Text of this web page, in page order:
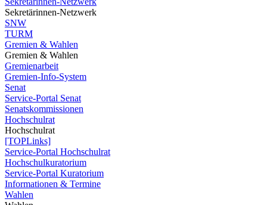
Sekretärinnen-Netzwerk
SNW
TURM
Gremien & Wahlen
Gremien & Wahlen
Gremienarbeit
Gremien-Info-System
Senat
Service-Portal Senat
Senatskommissionen
Hochschulrat
Hochschulrat
[TOPLinks]
Service-Portal Hochschulrat
Hochschulkuratorium
Service-Portal Kuratorium
Informationen & Termine
Wahlen